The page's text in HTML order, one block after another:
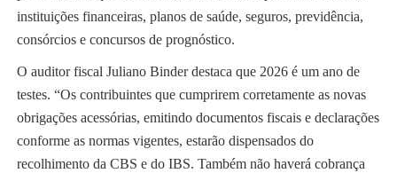
instituições financeiras, planos de saúde, seguros, previdência,
consórcios e concursos de prognóstico.
O auditor fiscal Juliano Binder destaca que 2026 é um ano de
testes. “Os contribuintes que cumprirem corretamente as novas
obrigações acessórias, emitindo documentos fiscais e declarações
conforme as normas vigentes, estarão dispensados do
recolhimento da CBS e do IBS. Também não haverá cobrança